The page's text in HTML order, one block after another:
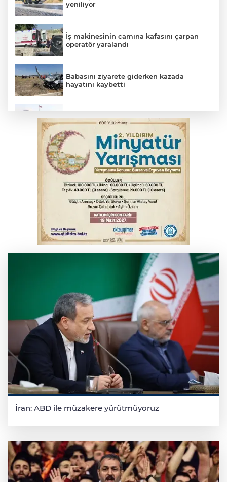
yeniliyor
İş makinesinin camına kafasını çarpan
operatör yaralandı
Babasını ziyarete giderken kazada
hayatını kaybetti
savaşı
Bursa'da Mustafa Keser'den müzik ve
kahkaha dolu gece
İnegöl'de orman yangını; Havadan ve
karadan müdahale başlatıldı
Bursa'da korkutan kazada 4 yaralı
İran: ABD ile müzakere yürütmüyoruz